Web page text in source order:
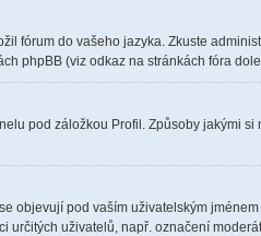
fórum do vašeho jazyka. Zkuste
phpBB (viz odkaz na stránkách fóra
pod záložkou Profil. Způsoby jakými
objevují pod vaším uživatelským
uživatelů, např. označení